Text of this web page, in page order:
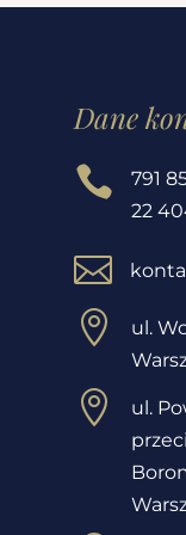
Dane

791
22


ul.

ul.